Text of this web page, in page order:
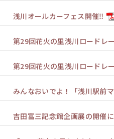
浅川オールカーフェス開催‼
第29回花火の里浅川ロードレ
第29回花火の里浅川ロードレ
みんなおいでよ！「浅川駅前マ
吉田富三記念館企画展の開催